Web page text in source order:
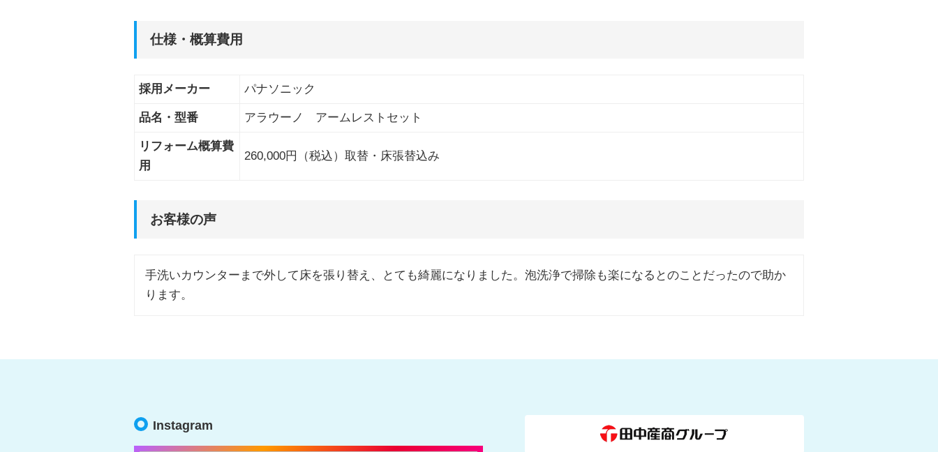
仕様・概算費用
採用メーカー パナソニック
品名・型番 アラウーノ アームレストセット
リフォーム概算費
用
260,000円（税込）取替・床張替込み
お客様の声
手洗いカウンターまで外して床を張り替え、とても綺麗になりました。泡洗浄で掃除も楽になるとのことだったので助か
ります。
Instagram